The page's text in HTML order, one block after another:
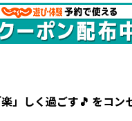
」しく過ごす🎵 をコン